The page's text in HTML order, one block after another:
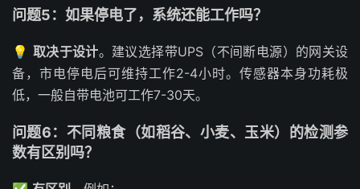
问题5：如果停电了，系统还能工作吗？
💡 取决于设计。建议选择带UPS（不间断电源）的网关设
备，市电停电后可维持工作2-4小时。传感器本身功耗极
低，一般自带电池可工作7-30天。
问题6：不同粮食（如稻谷、小麦、玉米）的检测参
数有区别吗？